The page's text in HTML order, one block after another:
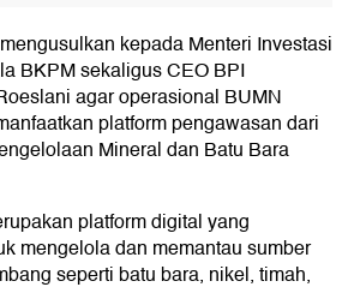
kepada Menteri Investasi
BKPM sekaligus CEO BPI
agar operasional BUMN
platform pengawasan dari
Mineral dan Batu Bara
platform digital yang
mengelola dan memantau sumber
seperti batu bara, nikel, timah,